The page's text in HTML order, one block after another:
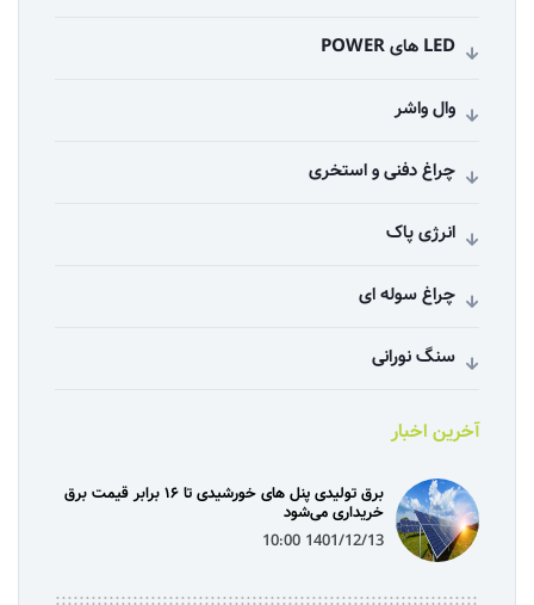
LED های POWER
وال واشر
چراغ دفنی و استخری
انرژی پاک
چراغ سوله ای
سنگ نورانی
آخرین اخبار
برق تولیدی پنل‌ های خورشیدی تا ۱۶ برابر قیمت برق
خریداری می‌شود
1401/12/13 10:00